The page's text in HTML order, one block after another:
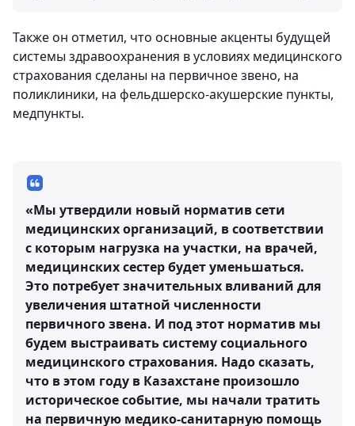
Также он отметил, что основные акценты будущей
системы здравоохранения в условиях медицинского
страхования сделаны на первичное звено, на
поликлиники, на фельдшерско-акушерские пункты,
медпункты.
«Мы утвердили новый норматив сети
медицинских организаций, в соответствии
с которым нагрузка на участки, на врачей,
медицинских сестер будет уменьшаться.
Это потребует значительных вливаний для
увеличения штатной численности
первичного звена. И под этот норматив мы
будем выстраивать систему социального
медицинского страхования. Надо сказать,
что в этом году в Казахстане произошло
историческое событие, мы начали тратить
на первичную медико-санитарную помощь